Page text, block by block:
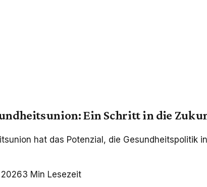
Ein Schritt in die
hat das Potenzial, die
20263 Min Lesezeit